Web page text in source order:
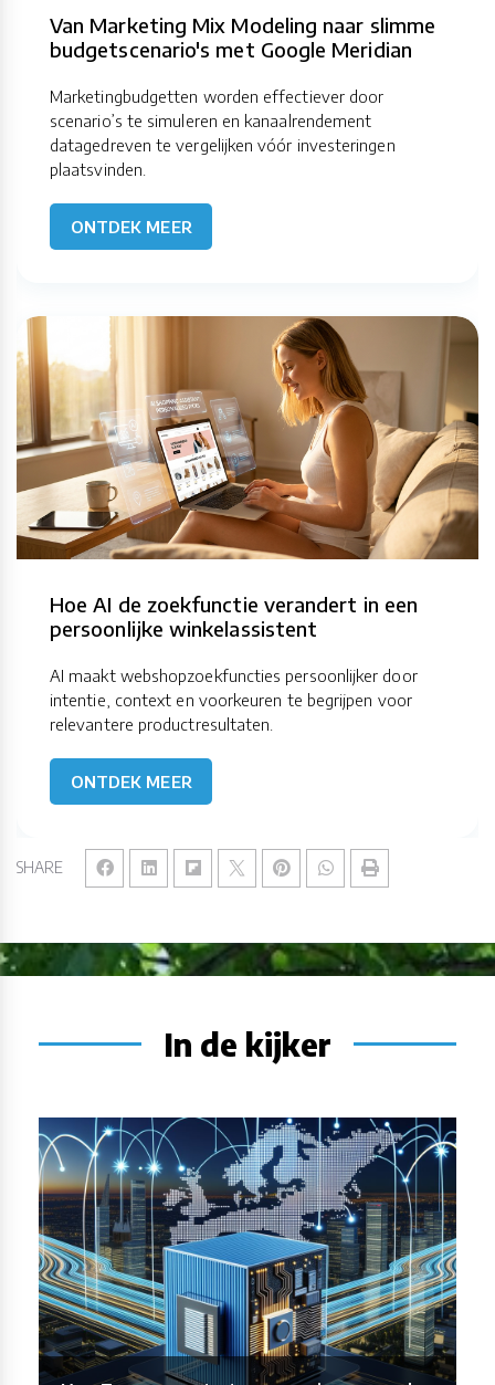
SHARE
Van Marketing Mix Modeling naar slimme
budgetscenario's met Google Meridian
Marketingbudgetten worden effectiever door
scenario’s te simuleren en kanaalrendement
datagedreven te vergelijken vóór investeringen
plaatsvinden.
ONTDEK MEER
Hoe AI de zoekfunctie verandert in een
persoonlijke winkelassistent
AI maakt webshopzoekfuncties persoonlijker door
intentie, context en voorkeuren te begrijpen voor
relevantere productresultaten.
ONTDEK MEER
In de kijker